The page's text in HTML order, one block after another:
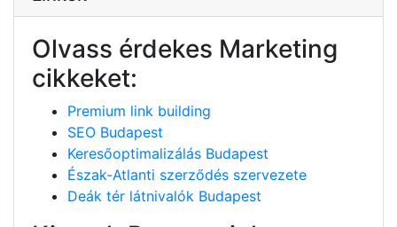
Olvass érdekes Marketing
cikkeket:
Premium link building
SEO Budapest
Keresőoptimalizálás Budapest
Észak-Atlanti szerződés szervezete
Deák tér látnivalók Budapest